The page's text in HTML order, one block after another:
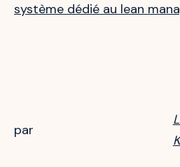
système dédié au lean
par